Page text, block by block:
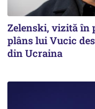
Zelenski, vizită în
plâns lui Vucic
din Ucraina